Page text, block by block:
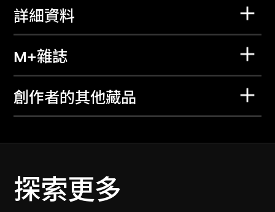
詳細資料
M+雜誌
創作者的其他藏品
探索更多